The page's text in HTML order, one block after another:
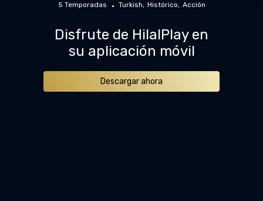
5 Temporadas Turkish Histórico Acción
Disfrute de HilalPlay en
su aplicación móvil
Descargar ahora